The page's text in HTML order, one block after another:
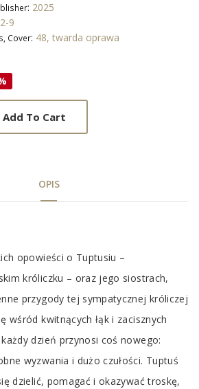
: 2025
9
Cover: 48, twarda oprawa
Add To Cart
OPIS
opowieści o Tuptusiu –
króliczku – oraz jego siostrach,
przygody tej sympatycznej króliczej
wśród kwitnących łąk i zacisznych
dzień przynosi coś nowego:
wyzwania i dużo czułości. Tuptuś
dzielić, pomagać i okazywać troskę,